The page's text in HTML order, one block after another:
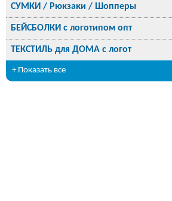
СУМКИ / Рюкзаки / Шопперы
БЕЙСБОЛКИ с логотипом опт
ТЕКСТИЛЬ для ДОМА с логот
+ Показать все